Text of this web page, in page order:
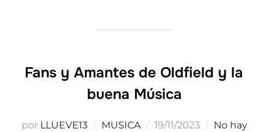
Fans y Amantes de Oldfield y la
buena Música
por LLUEVE13 MUSICA
Publicado
19/11/2023
No hay